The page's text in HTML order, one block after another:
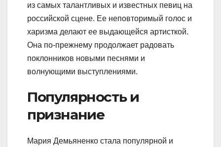
из самых талантливых и известных певиц на
российской сцене. Ее неповторимый голос и
харизма делают ее выдающейся артисткой.
Она по-прежнему продолжает радовать
поклонников новыми песнями и
волнующими выступлениями.
Популярность и
признание
Мария Демьяненко стала популярной и